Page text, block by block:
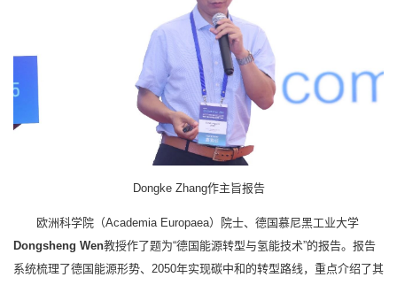
Dongke Zhang作主旨报告
欧洲科学院（Academia Europaea）院士、德国慕尼黑工业大学
Dongsheng Wen教授作了题为“德国能源转型与氢能技术”的报告。报告
系统梳理了德国能源形势、2050年实现碳中和的转型路线，重点介绍了其